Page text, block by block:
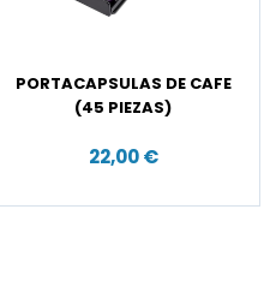
PORTACAPSULAS DE CAFE
(45 PIEZAS)
22,00 €